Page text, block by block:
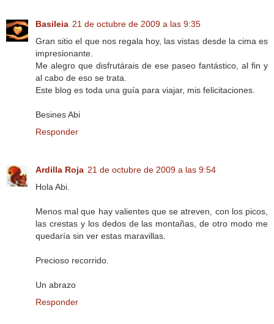
Basileia 21 de octubre de 2009 a las 9:35
Gran sitio el que nos regala hoy, las vistas desde la cima es
impresionante.
Me alegro que disfrutárais de ese paseo fantástico, al fin y
al cabo de eso se trata.
Este blog es toda una guía para viajar, mis felicitaciones.
Besines Abi
Responder
Ardilla Roja 21 de octubre de 2009 a las 9:54
Hola Abi.
Menos mal que hay valientes que se atreven, con los picos,
las crestas y los dedos de las montañas, de otro modo me
quedaría sin ver estas maravillas.
Precioso recorrido.
Un abrazo
Responder